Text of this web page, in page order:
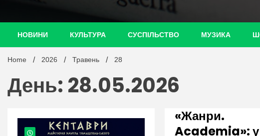
НОВИНИ КУЛЬТУРА СУСПІЛЬСТВО МУЗИКА
Home 2026 Травень 28
День: 28.05.2026
«Жанри.
Academia»: у